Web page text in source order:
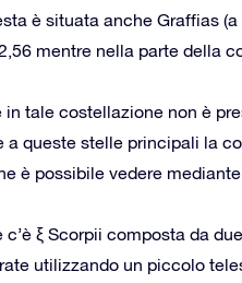
è situata anche Graffias
mentre nella parte della
in tale costellazione non è
queste stelle principali la
è possibile vedere
ξ Scorpii composta da
utilizzando un piccolo